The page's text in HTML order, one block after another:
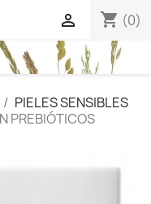
shopping_cart (0)

PIELES SENSIBLES
PREBIÓTICOS